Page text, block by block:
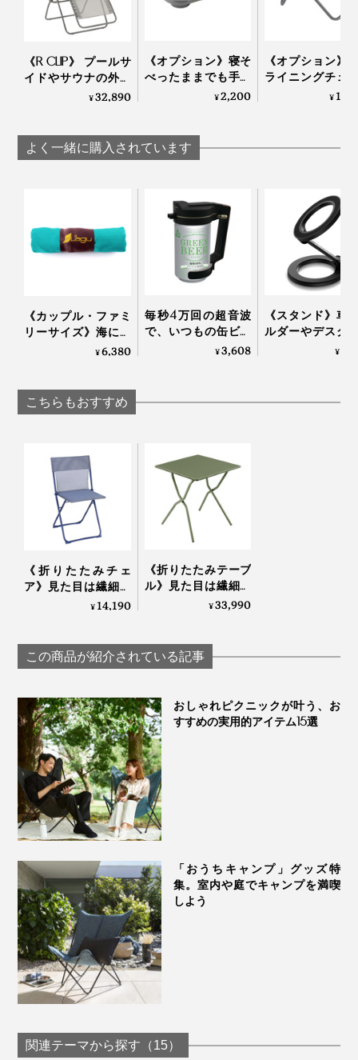
4. シート座面部分の角も同様にフレームに引っ掛けて完
成！
フレームを持ち運ぶ際は、付属のフックを装着すればき
ゅっとコンパクトに。女性が片手でカンタンに持ち運べ
普段はリビングを定位置にして、夕涼みしたい時だけベ
プ場へ。
用い、ポリエステル100％の粉体塗料で塗装し、耐久
性・耐食性に優れた骨組に。
しなやかなエストラマー素材（ゴム）による特許構造の
ジョイント部分により、フローリングを傷つけず、座っ
た時の安定感も抜群です。
背もたれに肘を預けられるから、スマホ操作や雑誌も読
みやすい。
テレビを観る時は、オットマンなどを置いて、足を預け
た方がラクチンです。
高級ソファのような質感なのに水を弾くから、うっかり
飲み物をこぼしちゃってもすぐに拭き取れるところも気
スペースに余裕がある方、連続ドラマを長時間かけてイ
ッキ見したい派は、背もたれの角度や姿勢を変えられる
リクライニングチェア
の方をどうぞ！
写真は、リクライニングチェア「 RSX CLIP AirComfort
《R CLIP》 プールサ
イドやサウナの外気
浴にも！宇宙飛行士
ア」｜Lafuma
¥32,890
《オプション》寝そ
べったままでも手が
届く、『Lafuma』の
ルダー」｜Lafuma
¥2,200
《オプション》
ライニングチェ
座ったまま手が
¥
よく一緒に購入されています
《カップル・ファミ
リーサイズ》海にも
人にも“優しい” - 砂が
FRIENDLY BEACH
BLANKET / LARGE
¥6,380
毎秒4万回の超音波
で、いつもの缶ビー
ルからクリーミーな
¥3,608
《スタンド》車
ルダーやデスク
ンドに安定感バ
¥
こちらもおすすめ
《折りたたみチェ
ア》見た目は繊細な
のに、水や紫外線に
¥14,190
《折りたたみテーブ
ル》見た目は繊細な
のに、水や紫外線に
¥33,990
この商品が紹介されている記事
おしゃれピクニックが叶う、お
すすめの実用的アイテム15選
「おうちキャンプ」グッズ特
集。室内や庭でキャンプを満喫
しよう
関連テーマから探す（15）